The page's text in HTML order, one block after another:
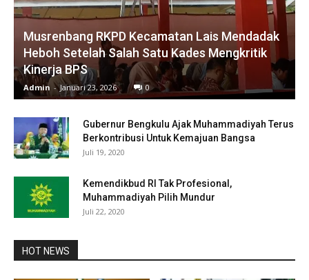
Musrenbang RKPD Kecamatan Lais Mendadak
Heboh Setelah Salah Satu Kades Mengkritik
Kinerja BPS
Admin - Januari 23, 2026 0
Gubernur Bengkulu Ajak Muhammadiyah Terus
Berkontribusi Untuk Kemajuan Bangsa
Juli 19, 2020
Kemendikbud RI Tak Profesional,
Muhammadiyah Pilih Mundur
Juli 22, 2020
HOT NEWS